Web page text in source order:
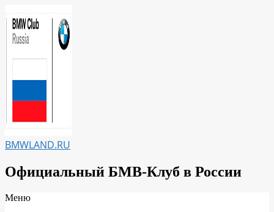
к
содержимому
BMWLAND.RU
Официальный БМВ-Клуб в России
Вторичное
Меню